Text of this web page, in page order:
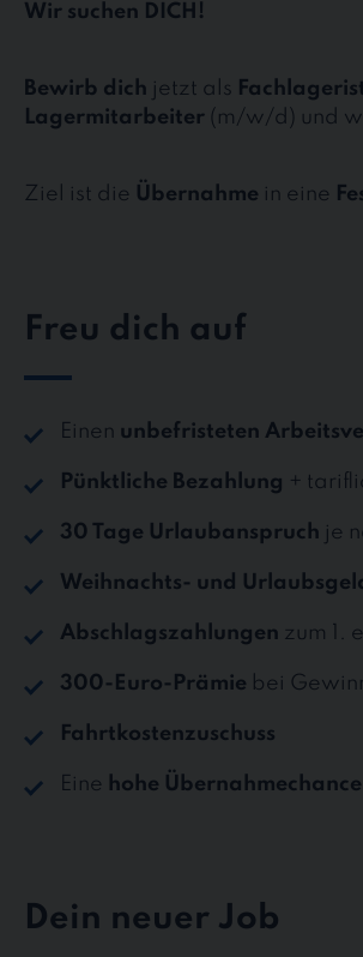
Wir suchen DICH!
Bewirb dich jetzt als
Lagermitarbeiter
(m/w/d) und
Ziel ist die Übernahme in eine
Freu dich auf
Einen unbefristeten
Pünktliche Bezahlung +
30 Tage Urlaubanspruch je
Weihnachts- und
Abschlagszahlungen zum 1.
300-Euro-Prämie bei
Fahrtkostenzuschuss
Eine hohe Übernahmechance
Dein neuer Job